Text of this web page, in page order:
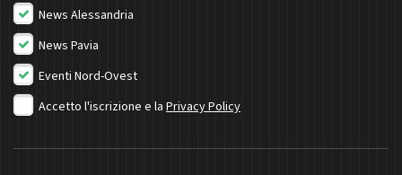
News Alessandria
News Pavia
Eventi Nord-Ovest
Accetto l'iscrizione e la Privacy Policy